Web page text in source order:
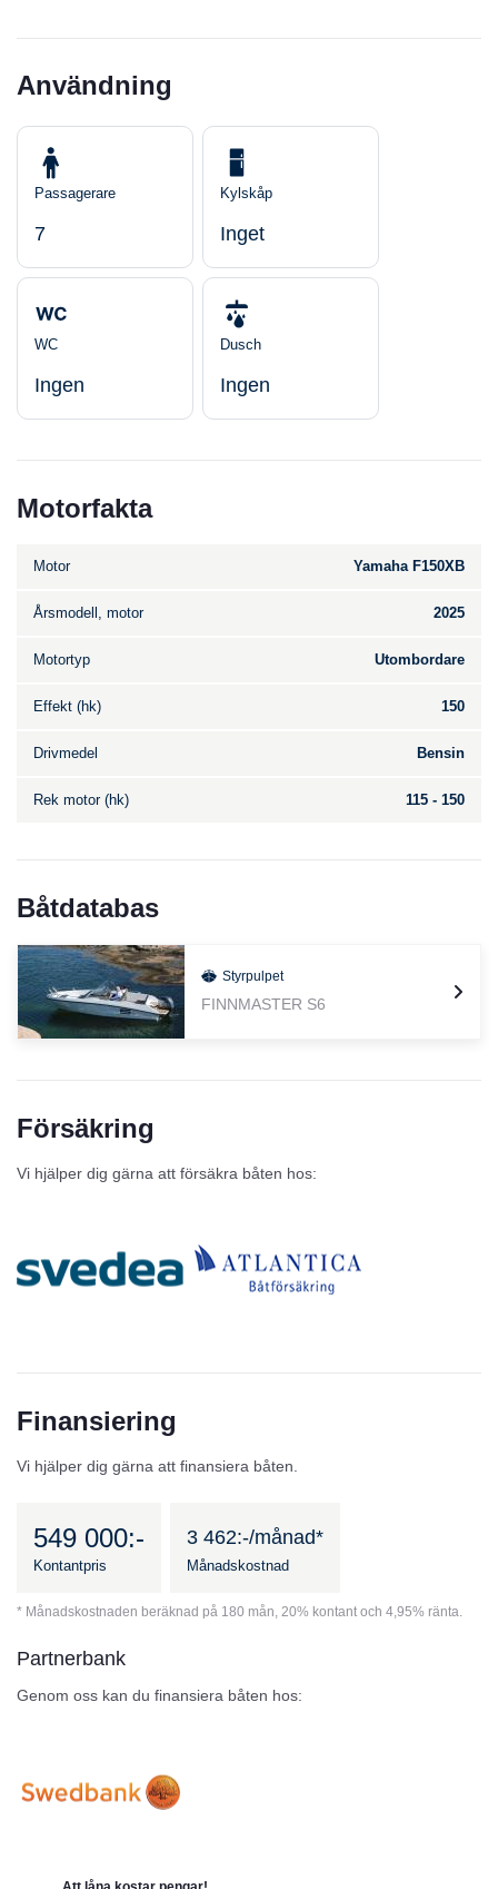
Användning
Passagerare
7
Kylskåp
Inget
WC
Ingen
Dusch
Ingen
Motorfakta
Motor Yamaha F150XB
Årsmodell, motor 2025
Motortyp Utombordare
Effekt (hk) 150
Drivmedel Bensin
Rek motor (hk) 115 - 150
Båtdatabas
Styrpulpet
FINNMASTER S6
Försäkring
Vi hjälper dig gärna att försäkra båten hos:
Finansiering
Vi hjälper dig gärna att finansiera båten.
549 000:-
Kontantpris
3 462:-/månad*
Månadskostnad
* Månadskostnaden beräknad på 180 mån, 20% kontant och 4,95% ränta.
Partnerbank
Genom oss kan du finansiera båten hos: